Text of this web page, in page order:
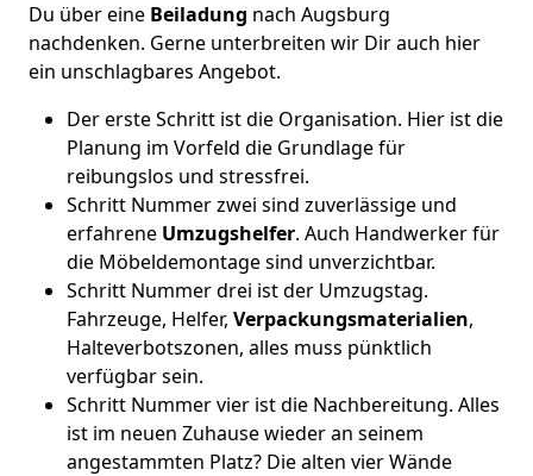
Du über eine Beiladung nach Augsburg
nachdenken. Gerne unterbreiten wir Dir auch hier
ein unschlagbares Angebot.
Der erste Schritt ist die Organisation. Hier ist die
Planung im Vorfeld die Grundlage für
reibungslos und stressfrei.
Schritt Nummer zwei sind zuverlässige und
erfahrene Umzugshelfer. Auch Handwerker für
die Möbeldemontage sind unverzichtbar.
Schritt Nummer drei ist der Umzugstag.
Fahrzeuge, Helfer, Verpackungsmaterialien,
Halteverbotszonen, alles muss pünktlich
verfügbar sein.
Schritt Nummer vier ist die Nachbereitung. Alles
ist im neuen Zuhause wieder an seinem
angestammten Platz? Die alten vier Wände